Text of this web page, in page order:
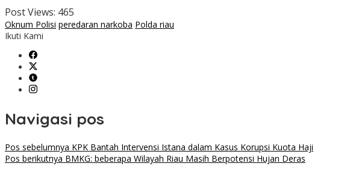
Post Views: 465
Oknum Polisi peredaran narkoba Polda riau
Ikuti Kami
Navigasi pos
Pos sebelumnya KPK Bantah Intervensi Istana dalam Kasus Korupsi Kuota Haji
Pos berikutnya BMKG: beberapa Wilayah Riau Masih Berpotensi Hujan Deras